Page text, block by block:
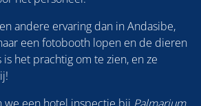
andere ervaring dan in Andasibe,
een fotobooth lopen en de dieren
het prachtig om te zien, en ze